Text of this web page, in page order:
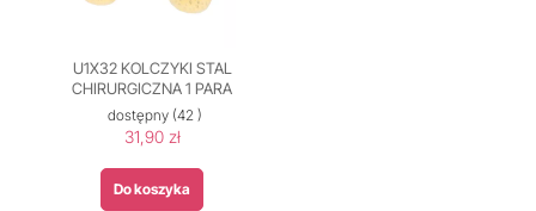
U1X32 KOLCZYKI STAL
CHIRURGICZNA 1 PARA
dostępny (42 )
31,90 zł
Do koszyka